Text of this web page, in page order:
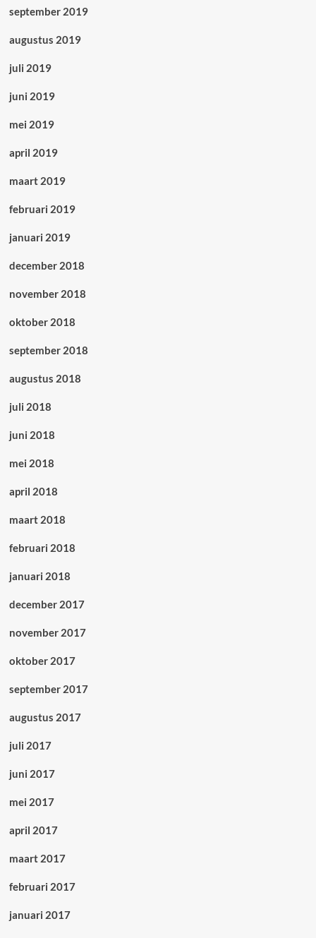
september 2019
augustus 2019
juli 2019
juni 2019
mei 2019
april 2019
maart 2019
februari 2019
januari 2019
december 2018
november 2018
oktober 2018
september 2018
augustus 2018
juli 2018
juni 2018
mei 2018
april 2018
maart 2018
februari 2018
januari 2018
december 2017
november 2017
oktober 2017
september 2017
augustus 2017
juli 2017
juni 2017
mei 2017
april 2017
maart 2017
februari 2017
januari 2017